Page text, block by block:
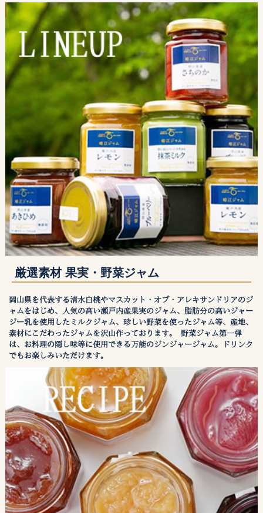
厳選素材 果実・野菜ジャム
岡山県を代表する清水白桃やマスカット・オブ・アレキサンドリアのジ
ャムをはじめ、人気の高い瀬戸内産果実のジャム、脂肪分の高いジャー
ジー乳を使用したミルクジャム、珍しい野菜を使ったジャム等、産地、
素材にこだわったジャムを沢山作っております。 野菜ジャム第一弾
は、お料理の隠し味等に使用できる万能のジンジャージャム。ドリンク
でもお楽しみいただけます。